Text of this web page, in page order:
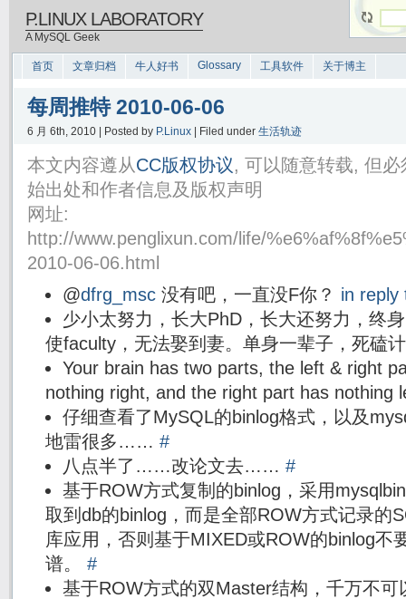
P.LINUX LABORATORY
A MySQL Geek
首页 文章归档 牛人好书 Glossary 工具软件 关于博主
每周推特 2010-06-06
6 月 6th, 2010 | Posted by P.Linux | Filed under 生活轨迹
本文内容遵从CC版权协议, 可以随意转载, 但
始出处和作者信息及版权声明
网址:
http://www.penglixun.com/life/
2010-06-06.html
@dfrg_msc 没有吧，一直没F你？ in reply
少小太努力，长大PhD，长大还努力，终
使faculty，无法娶到妻。单身一辈子，死磕
Your brain has two parts, the left & right
nothing right, and the right part has
仔细查看了MySQL的binlog格式，以及
地雷很多…… #
八点半了……改论文去…… #
基于ROW方式复制的binlog，采用
取到db的binlog，而是全部ROW方式记录的
库应用，否则基于MIXED或ROW的binlog不
谱。 #
基于ROW方式的双Master结构，千万不